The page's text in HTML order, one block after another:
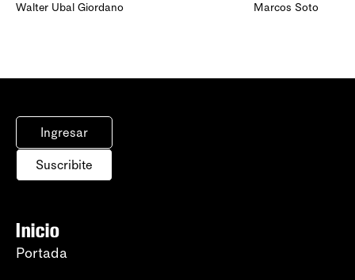
Walter Ubal Giordano Marcos Soto
Ingresar
Suscribite
Inicio
Portada